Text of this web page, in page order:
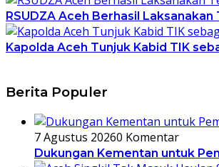
RSUDZA Aceh Berhasil
Kapolda Aceh Tunjuk Kabid TIK
Berita Populer
7 Agustus 20260 Komentar
Dukungan Kementan untuk